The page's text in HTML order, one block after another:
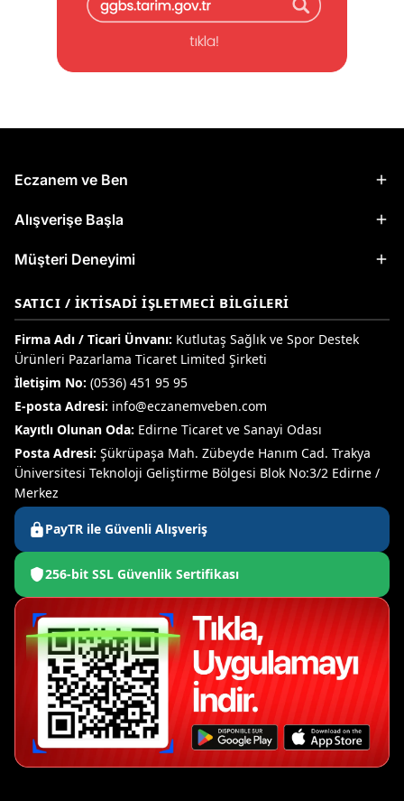
Eczanem ve Ben
Alışverişe Başla
Müşteri Deneyimi
SATICI / İKTISADI İŞLETMECI BILGILERI
Firma Adı / Ticari Ünvanı: Kutlutaş Sağlık ve Spor Destek
Ürünleri Pazarlama Ticaret Limited Şirketi
İletişim No: (0536) 451 95 95
E-posta Adresi: info@eczanemveben.com
Kayıtlı Olunan Oda: Edirne Ticaret ve Sanayi Odası
Posta Adresi: Şükrüpaşa Mah. Zübeyde Hanım Cad. Trakya
Üniversitesi Teknoloji Geliştirme Bölgesi Blok No:3/2 Edirne /
Merkez
PayTR ile Güvenli Alışveriş
256-bit SSL Güvenlik Sertifikası